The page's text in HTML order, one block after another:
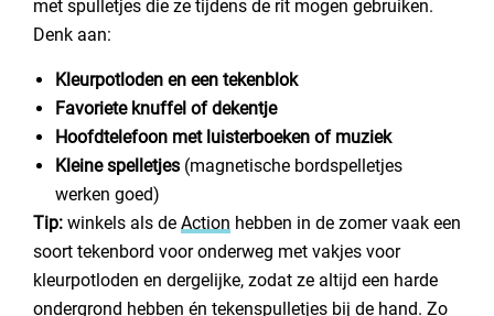
met spulletjes die ze tijdens de rit mogen gebruiken.
Denk aan:
Kleurpotloden en een tekenblok
Favoriete knuffel of dekentje
Hoofdtelefoon met luisterboeken of muziek
Kleine spelletjes (magnetische bordspelletjes
werken goed)
Tip: winkels als de Action hebben in de zomer vaak een
soort tekenbord voor onderweg met vakjes voor
kleurpotloden en dergelijke, zodat ze altijd een harde
ondergrond hebben én tekenspulletjes bij de hand. Zo